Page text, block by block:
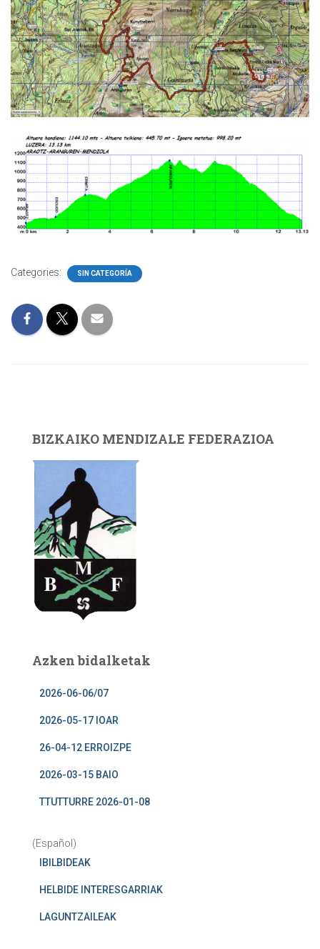
Categories: SIN CATEGORÍA
BIZKAIKO MENDIZALE FEDERAZIOA
Azken bidalketak
2026-06-06/07
2026-05-17 IOAR
26-04-12 ERROIZPE
2026-03-15 BAIO
TTUTTURRE 2026-01-08
(Español)
IBILBIDEAK
HELBIDE INTERESGARRIAK
LAGUNTZAILEAK